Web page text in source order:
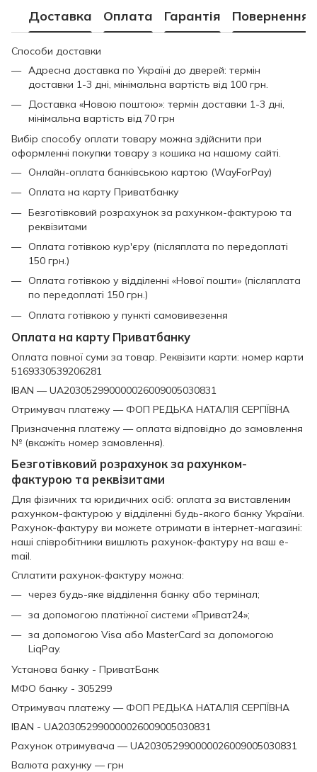
Доставка Оплата Гарантія Повернення
Способи доставки
Адресна доставка по Україні до дверей: термін
доставки 1-3 дні, мінімальна вартість від 100 грн.
Доставка «Новою поштою»: термін доставки 1-3 дні,
мінімальна вартість від 70 грн
Вибір способу оплати товару можна здійснити при
оформленні покупки товару з кошика на нашому сайті.
Онлайн-оплата банківською картою (WayForPay)
Оплата на карту Приватбанку
Безготівковий розрахунок за рахунком-фактурою та
реквізитами
Оплата готівкою кур'єру (післяплата по передоплаті
150 грн.)
Оплата готівкою у відділенні «Нової пошти» (післяплата
по передоплаті 150 грн.)
Оплата готівкою у пункті самовивезення
Оплата на карту Приватбанку
Оплата повної суми за товар. Реквізити карти: номер карти
5169330539206281
IBAN — UA203052990000026009005030831
Отримувач платежу — ФОП РЕДЬКА НАТАЛІЯ СЕРГІЇВНА
Призначення платежу — оплата відповідно до замовлення
№ (вкажіть номер замовлення).
Безготівковий розрахунок за рахунком-
фактурою та реквізитами
Для фізичних та юридичних осіб: оплата за виставленим
рахунком-фактурою у відділенні будь-якого банку України.
Рахунок-фактуру ви можете отримати в інтернет-магазині:
наші співробітники вишлють рахунок-фактуру на ваш e-
mail.
Сплатити рахунок-фактуру можна:
через будь-яке відділення банку або термінал;
за допомогою платіжної системи «Приват24»;
за допомогою Visa або MasterCard за допомогою
LiqPay.
Установа банку - ПриватБанк
МФО банку - 305299
Отримувач платежу — ФОП РЕДЬКА НАТАЛІЯ СЕРГІЇВНА
IBAN - UA203052990000026009005030831
Рахунок отримувача — UA203052990000026009005030831
Валюта рахунку — грн